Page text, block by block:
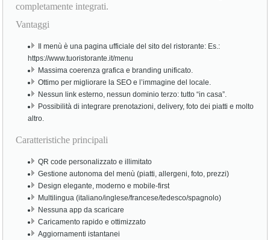
completamente integrati.
Vantaggi
Il menù è una pagina ufficiale del sito del ristorante: Es.:
https://www.tuoristorante.it/menu
Massima coerenza grafica e branding unificato.
Ottimo per migliorare la SEO e l’immagine del locale.
Nessun link esterno, nessun dominio terzo: tutto “in casa”.
Possibilità di integrare prenotazioni, delivery, foto dei piatti e molto
altro.
Caratteristiche principali
QR code personalizzato e illimitato
Gestione autonoma del menù (piatti, allergeni, foto, prezzi)
Design elegante, moderno e mobile-first
Multilingua (italiano/inglese/francese/tedesco/spagnolo)
Nessuna app da scaricare
Caricamento rapido e ottimizzato
Aggiornamenti istantanei